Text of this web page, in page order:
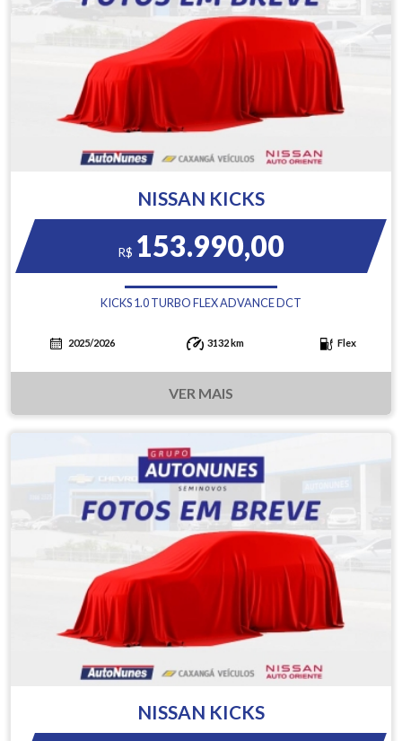
NISSAN KICKS
R$ 153.990,00
KICKS 1.0 TURBO FLEX ADVANCE DCT
2025/2026 3132 km Flex
VER MAIS
NISSAN KICKS